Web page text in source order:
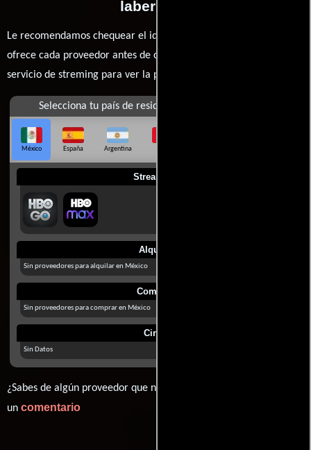
laberinto?
Le recomendamos chequear el idioma, doblaje o subtítulos que
ofrece cada proveedor antes de comprar, alquilar o contratar un
servicio de streming para ver la películas.
Selecciona tu país de residencia
México España Argentina
Streaming
Alquilar
Sin proveedores para alquilar en México
Comprar
Sin proveedores para comprar en México
Cines
Sin Datos
¿Sabes de algún proveedor que no estamos mostrando? déjanos
un comentario